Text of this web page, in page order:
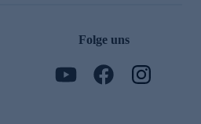
Folge uns